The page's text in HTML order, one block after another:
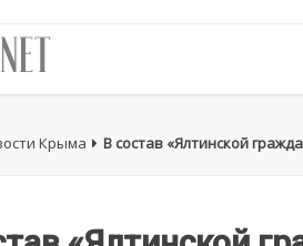
Крыма В состав «Ялтинской